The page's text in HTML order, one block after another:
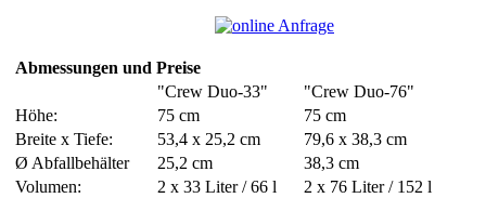
Abmessungen und Preise
"Crew Duo-33"
"Crew Duo-76"
Höhe:
75 cm
75 cm
Breite x Tiefe:
53,4 x 25,2 cm
79,6 x 38,3 cm
Ø Abfallbehälter
25,2 cm
38,3 cm
Volumen:
2 x 33 Liter / 66 l
2 x 76 Liter / 152 l